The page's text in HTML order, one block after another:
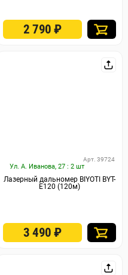
2 790₽
Ул. А. Иванова, 27 : 2 шт
Арт. 39724
Лазерный дальномер BIYOTI BYT-
E120 (120м)
3 490₽